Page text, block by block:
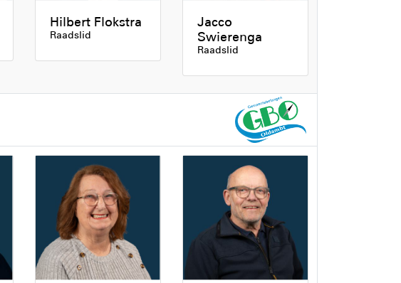
Hilbert Flokstra
Raadslid
Jacco
Swierenga
Raadslid